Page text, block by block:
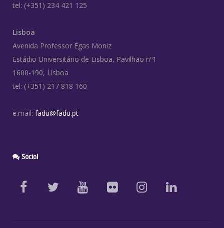
tel: (+351) 234 421 125
Lisboa
Avenida Professor Egas Moniz
Estádio Universitário de Lisboa, Pavilhão nº1
1600-190, Lisboa
tel: (+351) 217 818 160
e.mail: fadu@fadu.pt
Social